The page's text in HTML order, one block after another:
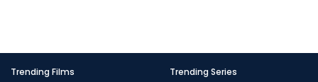
Trending Films Trending Series